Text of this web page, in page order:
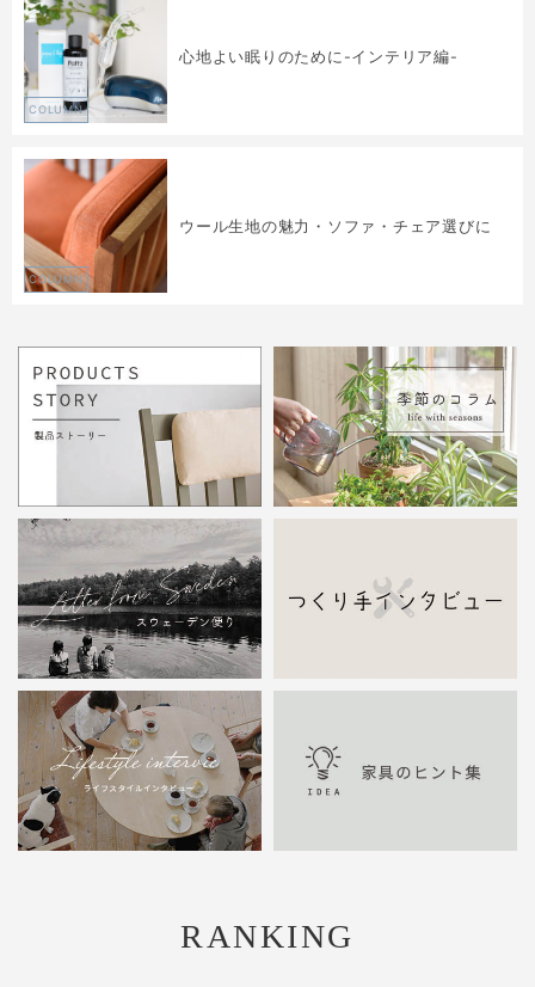
COLUMN
心地よい眠りのために-インテリア編-
COLUMN
ウール生地の魅力・ソファ・チェア選びに
RANKING